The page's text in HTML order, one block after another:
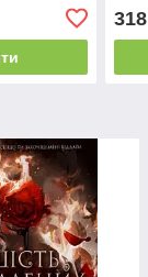
318